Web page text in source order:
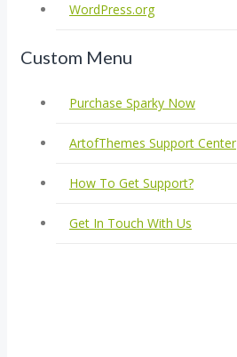
WordPress.org
Custom Menu
Purchase Sparky Now
ArtofThemes Support Center
How To Get Support?
Get In Touch With Us